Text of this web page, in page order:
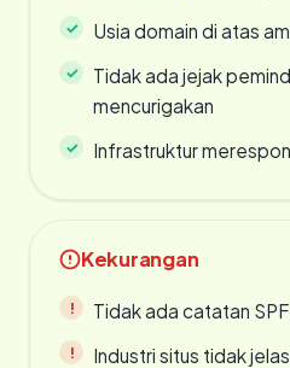
Usia domain di atas
Tidak ada jejak
mencurigakan
Infrastruktur
Kekurangan
Tidak ada catatan
Industri situs tidak